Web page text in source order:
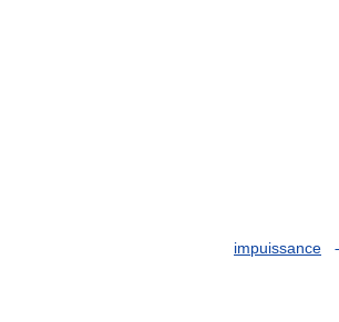
impuissance